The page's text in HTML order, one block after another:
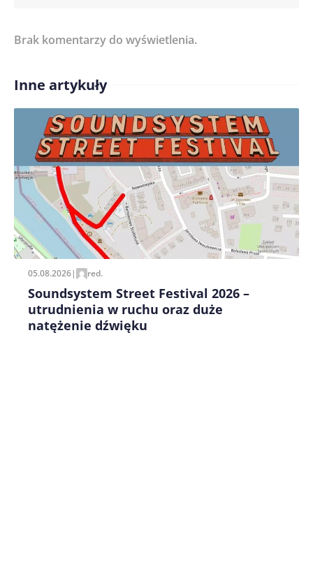
Treść komentarza*
Imię/ Nick*
Zapamiętaj moje dane w tej przeglądarce podczas
pisania kolejnych komentarzy.
Brak komentarzy do wyświetlenia.
Inne artykuły
05.08.2026| red.
Soundsystem Street Festival 2026 –
utrudnienia w ruchu oraz duże
natężenie dźwięku